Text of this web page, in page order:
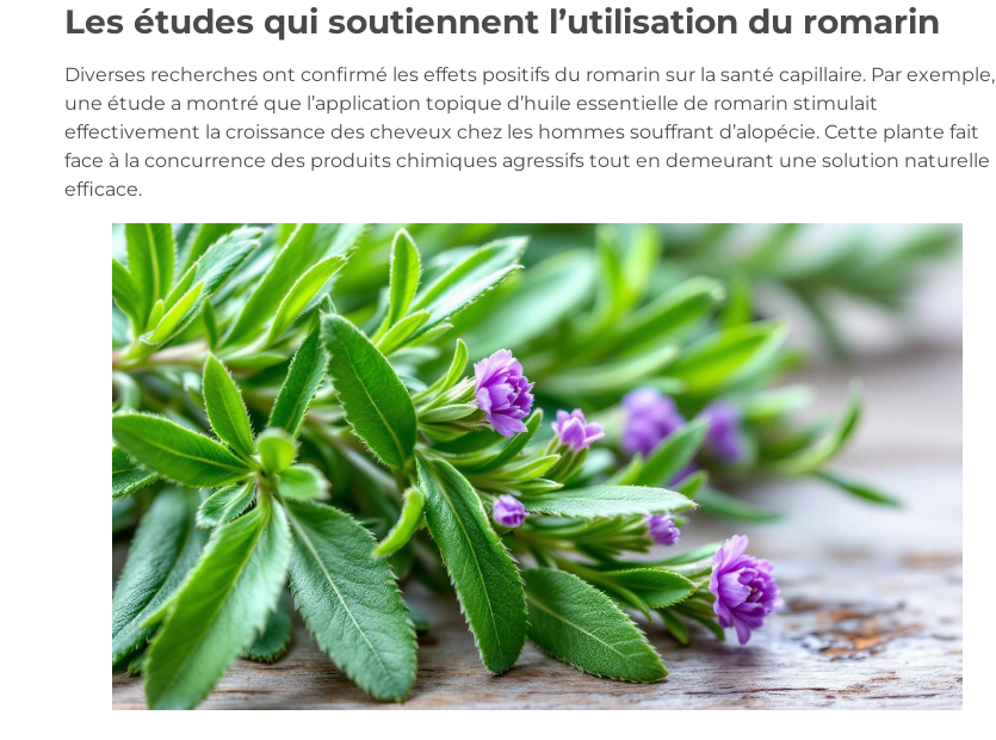
Les études qui soutiennent l’utilisation du romarin
Diverses recherches ont confirmé les effets positifs du romarin sur la santé capillaire. Par exemple,
une étude a montré que l’application topique d’huile essentielle de romarin stimulait
effectivement la croissance des cheveux chez les hommes souffrant d’alopécie. Cette plante fait
face à la concurrence des produits chimiques agressifs tout en demeurant une solution naturelle
efficace.